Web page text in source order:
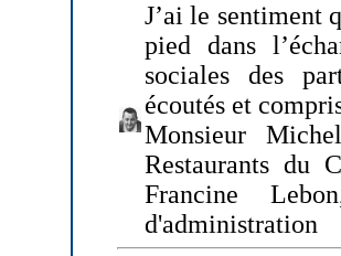
J’ai le sentiment
pied dans
sociales des
écoutés et
Monsieur
Restaurants du
Francine
d'administration